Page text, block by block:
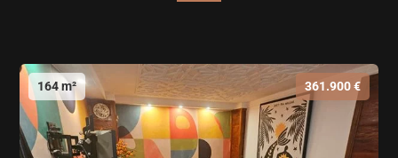
164 m² 361.900 €